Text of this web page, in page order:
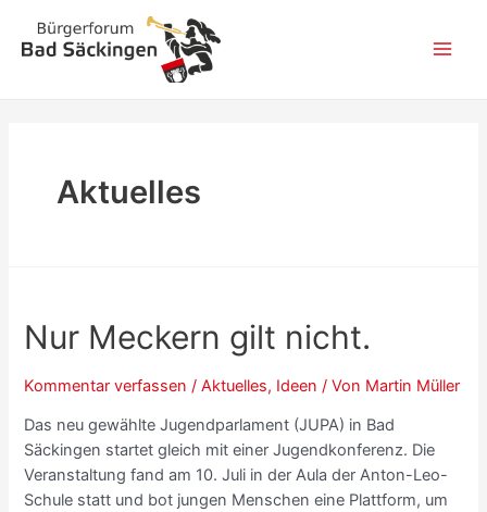
Inhalt
springen
Aktuelles
Nur Meckern gilt nicht.
Kommentar verfassen /Aktuelles, Ideen / Von Martin Müller
Das neu gewählte Jugendparlament (JUPA) in Bad
Säckingen startet gleich mit einer Jugendkonferenz. Die
Veranstaltung fand am 10. Juli in der Aula der Anton-Leo-
Schule statt und bot jungen Menschen eine Plattform, um
Beiträge